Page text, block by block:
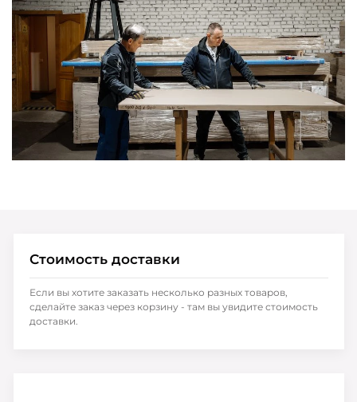
Стоимость доставки
Если вы хотите заказать несколько разных товаров,
сделайте заказ через корзину - там вы увидите стоимость
доставки.